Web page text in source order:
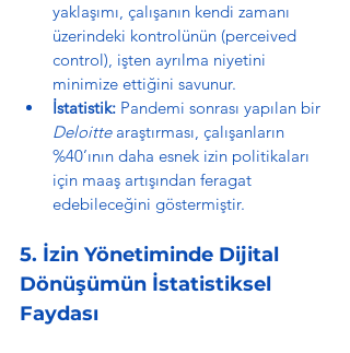
yaklaşımı, çalışanın kendi zamanı
üzerindeki kontrolünün (perceived
control), işten ayrılma niyetini
minimize ettiğini savunur.
İstatistik: Pandemi sonrası yapılan bir
Deloitte araştırması, çalışanların
%40’ının daha esnek izin politikaları
için maaş artışından feragat
edebileceğini göstermiştir.
5. İzin Yönetiminde Dijital
Dönüşümün İstatistiksel
Faydası